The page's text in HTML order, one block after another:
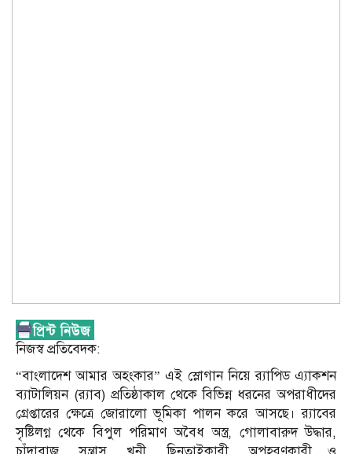
নিজস্ব প্রতিবেদক:
“বাংলাদেশ আমার অহংকার” এই স্লোগান নিয়ে র‌্যাপিড এ্যাকশন
ব্যাটালিয়ন (র‌্যাব) প্রতিষ্ঠাকাল থেকে বিভিন্ন ধরনের অপরাধীদের
গ্রেপ্তারের ক্ষেত্রে জোরালো ভূমিকা পালন করে আসছে। র‌্যাবের
সৃষ্টিলগ্ন থেকে বিপুল পরিমাণ অবৈধ অস্ত্র, গোলাবারুদ উদ্ধার,